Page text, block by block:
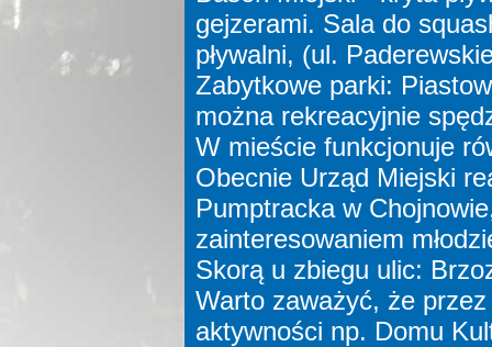
gejzerami. Sala do
pływalni, (ul.
Zabytkowe parki:
można rekreacyjnie
W mieście funkcjonuje
Obecnie Urząd Miejski
Pumptracka w
zainteresowaniem
Skorą u zbiegu ulic:
Warto zaważyć, że
aktywności np. Domu